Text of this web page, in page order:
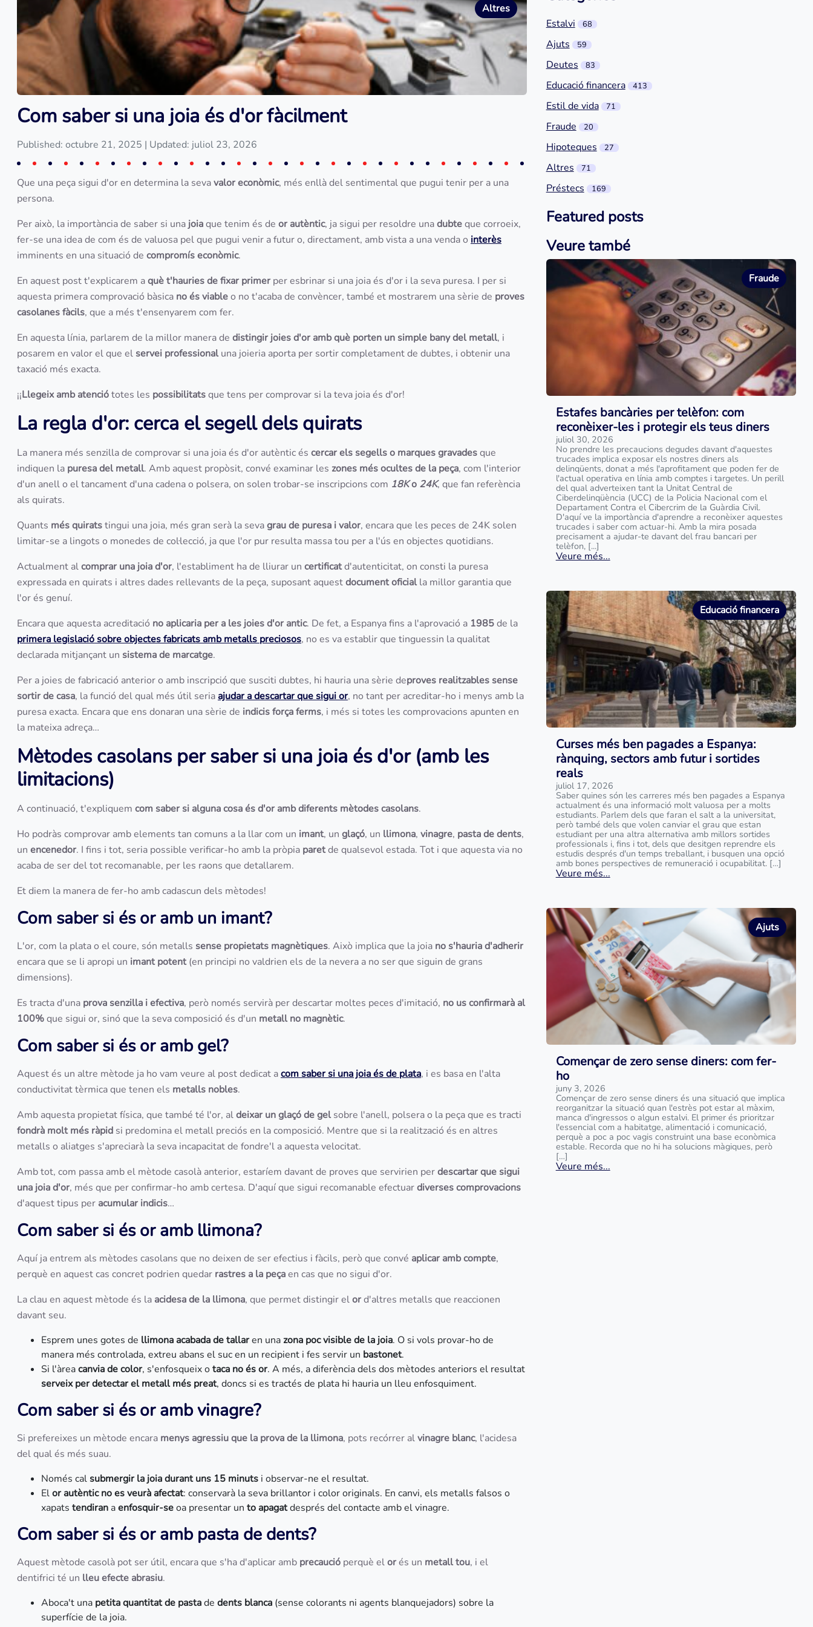
Altres
Com saber si una joia és d'or fàcilment
Published: octubre 21, 2025 | Updated: juliol 23, 2026
Que una peça sigui d'or en determina la sevavalor econòmic, més enllà del sentimental que pugui tenir per a una
persona.
Per això, la importància de saber si una joiaque tenim és de or autèntic, ja sigui per resoldre unadubteque corroeix,
fer-se una idea de com és de valuosa pel que pugui venir a futur o, directament, amb vista a una venda o interès
imminents en una situació de compromís econòmic.
En aquest post t'explicarem aquè t'hauries de fixar primerper esbrinar si una joia és d'or i la seva puresa. I per si
aquesta primera comprovació bàsica no és viableo no t'acaba de convèncer, també et mostrarem una sèrie de proves
casolanes fàcils, que a més t'ensenyarem com fer.
En aquesta línia, parlarem de la millor manera de distingir joies d'or amb què porten un simple bany del metall, i
posarem en valor el que elservei professionaluna joieria aporta per sortir completament de dubtes, i obtenir una
taxació més exacta.
¡¡Llegeix amb atenciótotes les possibilitatsque tens per comprovar si la teva joia és d'or!
La regla d'or: cerca el segell dels quirats
La manera més senzilla de comprovar si una joia és d'or autèntic és cercar els segells o marques gravadesque
indiquen la puresa del metall. Amb aquest propòsit, convé examinar les zones més ocultes de la peça, com l'interior
d'un anell o el tancament d'una cadena o polsera, on solen trobar-se inscripcions com 18Ko 24K, que fan referència
als quirats.
Quants més quiratstingui una joia, més gran serà la sevagrau de puresa i valor, encara que les peces de 24K solen
limitar-se a lingots o monedes de col·lecció, ja que l'or pur resulta massa tou per a l'ús en objectes quotidians.
Actualment alcomprar una joia d'or, l'establiment ha de lliurar un certificatd'autenticitat, on consti la puresa
expressada en quirats i altres dades rellevants de la peça, suposant aquestdocument oficialla millor garantia que
l'or és genuí.
Encara que aquesta acreditació no aplicaria per a les joies d'or antic. De fet, a Espanya fins a l'aprovació a 1985de la
primera legislació sobre objectes fabricats amb metalls preciosos, no es va establir que tinguessin la qualitat
declarada mitjançant un sistema de marcatge.
Per a joies de fabricació anterior o amb inscripció que susciti dubtes, hi hauria una sèrie deproves realitzables sense
sortir de casa, la funció del qual més útil seriaajudar a descartar que sigui or, no tant per acreditar-ho i menys amb la
puresa exacta. Encara que ens donaran una sèrie de indicis força ferms, i més si totes les comprovacions apunten en
la mateixa adreça…
Mètodes casolans per saber si una joia és d'or (amb les
limitacions)
A continuació, t'expliquem com saber si alguna cosa és d'or amb diferents mètodes casolans.
Ho podràs comprovar amb elements tan comuns a la llar com un imant, un glaçó, un llimona, vinagre, pasta de dents,
un encenedor. I fins i tot, seria possible verificar-ho amb la pròpia paretde qualsevol estada. Tot i que aquesta via no
acaba de ser del tot recomanable, per les raons que detallarem.
Et diem la manera de fer-ho amb cadascun dels mètodes!
Com saber si és or amb un imant?
L'or, com la plata o el coure, són metalls sense propietats magnètiques. Això implica que la joia no s'hauria d'adherir
encara que se li apropi un imant potent(en principi no valdrien els de la nevera a no ser que siguin de grans
dimensions).
Es tracta d'una prova senzilla i efectiva, però només servirà per descartar moltes peces d'imitació, no us confirmarà al
100%que sigui or, sinó que la seva composició és d'un metall no magnètic.
Com saber si és or amb gel?
Aquest és un altre mètode ja ho vam veure al post dedicat acom saber si una joia és de plata, i es basa en l'alta
conductivitat tèrmica que tenen els metalls nobles.
Amb aquesta propietat física, que també té l'or, aldeixar un glaçó de gelsobre l'anell, polsera o la peça que es tracti
fondrà molt més ràpid si predomina el metall preciós en la composició. Mentre que si la realització és en altres
metalls o aliatges s'apreciarà la seva incapacitat de fondre'l a aquesta velocitat.
Amb tot, com passa amb el mètode casolà anterior, estaríem davant de proves que servirien perdescartar que sigui
una joia d'or, més que per confirmar-ho amb certesa. D'aquí que sigui recomanable efectuardiverses comprovacions
d'aquest tipus per acumular indicis…
Com saber si és or amb llimona?
Aquí ja entrem als mètodes casolans que no deixen de ser efectius i fàcils, però que convé aplicar amb compte,
perquè en aquest cas concret podrien quedar rastres a la peçaen cas que no sigui d'or.
La clau en aquest mètode és la acidesa de la llimona, que permet distingir elord'altres metalls que reaccionen
davant seu.
Esprem unes gotes de llimona acabada de tallaren unazona poc visible de la joia. O si vols provar-ho de
manera més controlada, extreu abans el suc en un recipient i fes servir un bastonet.
Si l'àreacanvia de color, s'enfosqueix otaca no és or. A més, a diferència dels dos mètodes anteriors el resultat
serveix per detectar el metall més preat, doncs si es tractés de plata hi hauria un lleu enfosquiment.
Com saber si és or amb vinagre?
Si prefereixes un mètode encara menys agressiu que la prova de la llimona, pots recórrer alvinagre blanc, l'acidesa
del qual és més suau.
Només calsubmergir la joia durant uns 15 minuts i observar-ne el resultat.
Elor autèntic no es veurà afectat: conservarà la seva brillantor i color originals. En canvi, els metalls falsos o
xapats tendiran aenfosquir-seoa presentar un to apagatdesprés del contacte amb el vinagre.
Com saber si és or amb pasta de dents?
Aquest mètode casolà pot ser útil, encara que s'ha d'aplicar amb precaució perquè elorés un metall tou, i el
dentifrici té un lleu efecte abrasiu.
Aboca't una petita quantitat de pastade dents blanca (sense colorants ni agents blanquejadors) sobre la
superfície de la joia.
Estalvi 68
Ajuts 59
Deutes 83
Educació financera 413
Estil de vida 71
Fraude 20
Hipoteques 27
Altres 71
Préstecs 169
Featured posts
Veure també
Fraude
Estafes bancàries per telèfon: com
reconèixer-les i protegir els teus diners
juliol 30, 2026
No prendre les precaucions degudes davant d'aquestes
trucades implica exposar els nostres diners als
delinqüents, donat a més l'aprofitament que poden fer de
l'actual operativa en línia amb comptes i targetes. Un perill
del qual adverteixen tant la Unitat Central de
Ciberdelinqüència (UCC) de la Policia Nacional com el
Departament Contra el Cibercrim de la Guàrdia Civil.
D'aquí ve la importància d'aprendre a reconèixer aquestes
trucades i saber com actuar-hi. Amb la mira posada
precisament a ajudar-te davant del frau bancari per
telèfon, [...]
Veure més...
Educació financera
Curses més ben pagades a Espanya:
rànquing, sectors amb futur i sortides
reals
juliol 17, 2026
Saber quines són les carreres més ben pagades a Espanya
actualment és una informació molt valuosa per a molts
estudiants. Parlem dels que faran el salt a la universitat,
però també dels que volen canviar el grau que estan
estudiant per una altra alternativa amb millors sortides
professionals i, fins i tot, dels que desitgen reprendre els
estudis després d'un temps treballant, i busquen una opció
amb bones perspectives de remuneració i ocupabilitat. […]
Veure més...
Ajuts
Començar de zero sense diners: com fer-
ho
juny 3, 2026
Començar de zero sense diners és una situació que implica
reorganitzar la situació quan l'estrès pot estar al màxim,
manca d'ingressos o algun estalvi. El primer és prioritzar
l'essencial com a habitatge, alimentació i comunicació,
perquè a poc a poc vagis construint una base econòmica
estable. Recorda que no hi ha solucions màgiques, però
[…]
Veure més...